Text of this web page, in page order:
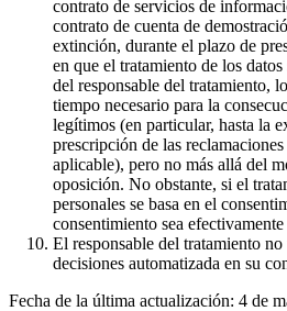
contrato de servicios de
contrato de cuenta de
extinción, durante el plazo de
en que el tratamiento de los
del responsable del tratamiento,
tiempo necesario para la
legítimos (en particular, hasta la
prescripción de las
aplicable), pero no más allá del
oposición. No obstante, si el
personales se basa en el
consentimiento sea
El responsable del tratamiento
decisiones automatizada en su
Fecha de la última actualización: 4 de